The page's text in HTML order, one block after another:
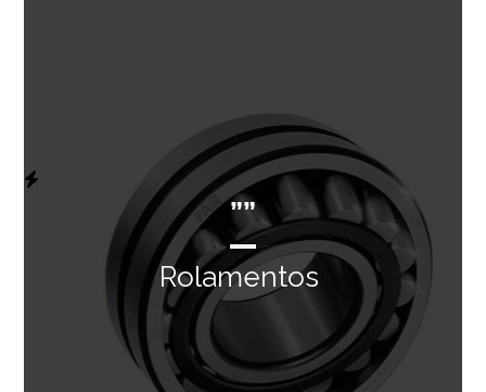
””
Rolamentos